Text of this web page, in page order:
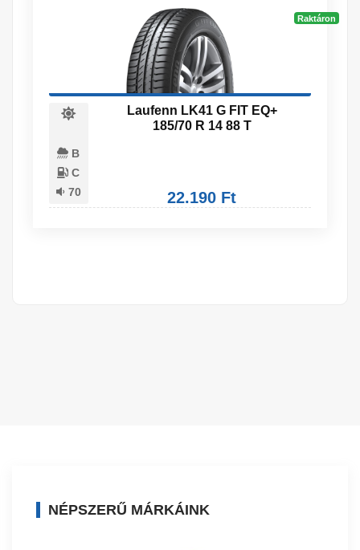
Raktáron
B
C
70
Laufenn LK41 G FIT EQ+
185/70 R 14 88 T
22.190 Ft
NÉPSZERŰ MÁRKÁINK